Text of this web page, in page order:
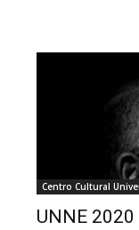
Centro Cultural
UNNE